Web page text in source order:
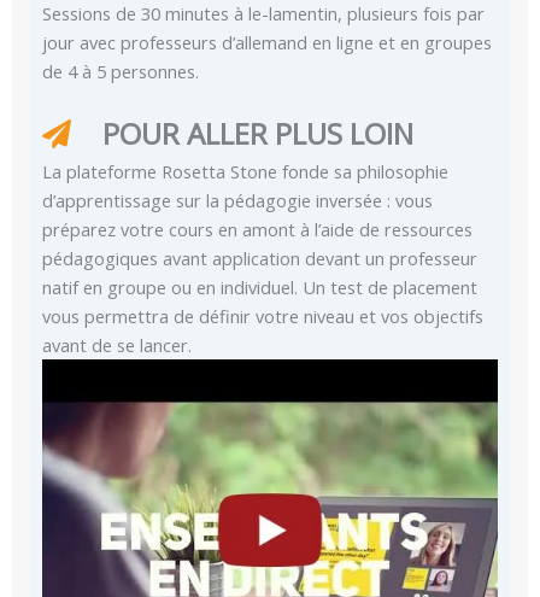
Sessions de 30 minutes à le-lamentin, plusieurs fois par
jour avec professeurs d’allemand en ligne et en groupes
de 4 à 5 personnes.
POUR ALLER PLUS LOIN
La plateforme Rosetta Stone fonde sa philosophie
d’apprentissage sur la pédagogie inversée : vous
préparez votre cours en amont à l’aide de ressources
pédagogiques avant application devant un professeur
natif en groupe ou en individuel. Un test de placement
vous permettra de définir votre niveau et vos objectifs
avant de se lancer.